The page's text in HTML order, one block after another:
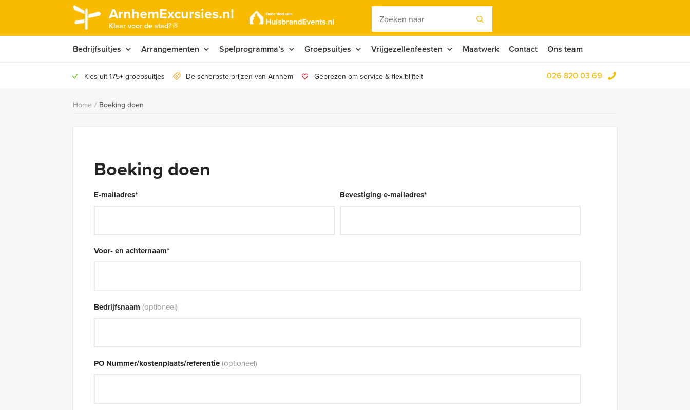
ArnhemExcursies.nl
Klaar voor de stad?®
Bedrijfsuitjes Arrangementen Spelprogramma’s Groepsuitjes Vrijgezellenfeesten Maatwerk Contact Ons team
Kies uit 175+ groepsuitjes De scherpste prijzen van Arnhem Geprezen om service & flexibiliteit 026 820 03 69
Home / Boeking doen
Boeking doen
E-mailadres* Bevestiging e-mailadres*
Voor- en achternaam*
Bedrijfsnaam (optioneel)
PO Nummer/kostenplaats/referentie(optioneel)